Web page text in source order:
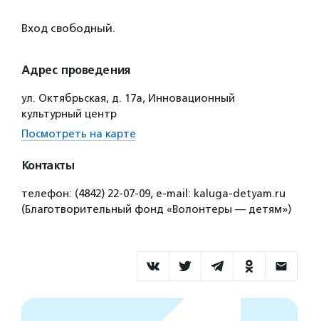
Вход свободный.
Адрес проведения
ул. Октябрьская, д. 17а, Инновационный
культурный центр
Посмотреть на карте
Контакты
телефон: (4842) 22-07-09, e-mail: kaluga-detyam.ru
(Благотворительный фонд «Волонтеры — детям»)